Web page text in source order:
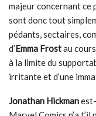
majeur concernant ce
sont donc tout
pédants, sectaires,
d’Emma Frostau
à la limite du
irritante et d’une
Jonathan Hickman